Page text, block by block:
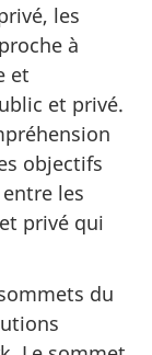
les
à
et
et privé.
objectifs
les
privé qui
du